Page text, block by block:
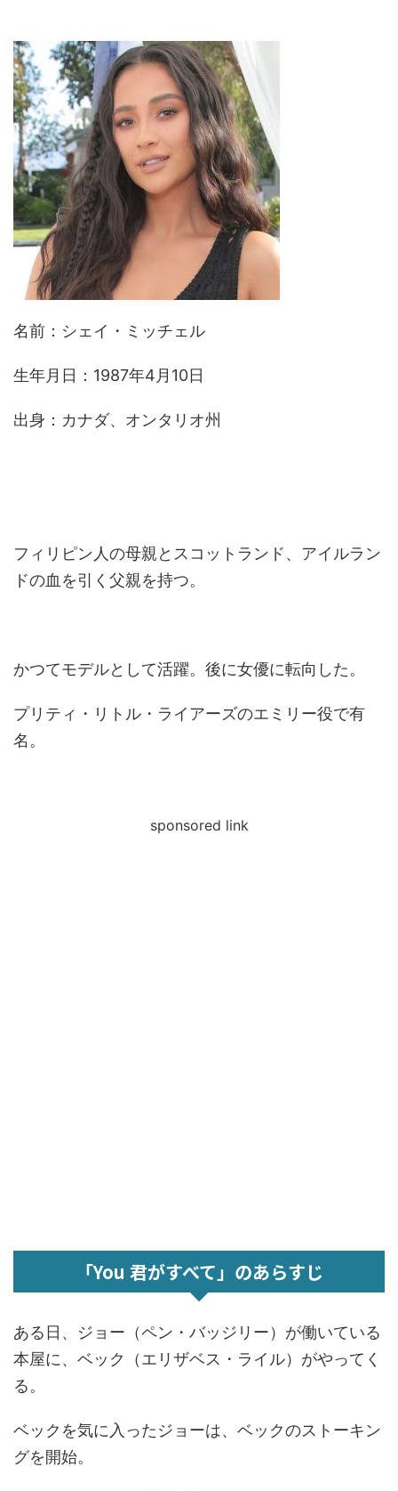
名前：シェイ・ミッチェル
生年月日：1987年4月10日
出身：カナダ、オンタリオ州
フィリピン人の母親とスコットランド、アイルラン
ドの血を引く父親を持つ。
かつてモデルとして活躍。後に女優に転向した。
プリティ・リトル・ライアーズのエミリー役で有
名。
sponsored link
「You 君がすべて」のあらすじ
ある日、ジョー（ペン・バッジリー）が働いている
本屋に、ベック（エリザベス・ライル）がやってく
る。
ベックを気に入ったジョーは、ベックのストーキン
グを開始。